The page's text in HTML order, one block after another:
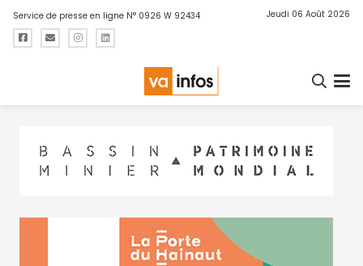
Service de presse en ligne N° 0926 W 92434 Jeudi 06 Août 2026